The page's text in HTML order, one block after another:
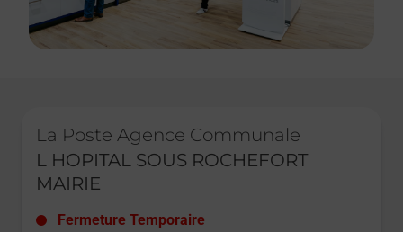
La Poste Agence Communale
L HOPITAL SOUS ROCHEFORT
MAIRIE
Fermeture Temporaire